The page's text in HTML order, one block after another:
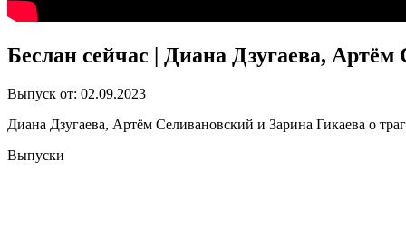
Беслан сейчас | Диана Дзугаева,
Выпуск от: 02.09.2023
Диана Дзугаева, Артём Селивановский и Зарина Гикаева о
Выпуски